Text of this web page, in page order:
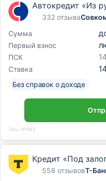
Автокредит «Из
332 отзыва
Сумма
Первый взнос
ПСК
Ставка
Без справок о доходе
Лиц. №963
Кредит «Под
558 отзывовТ-